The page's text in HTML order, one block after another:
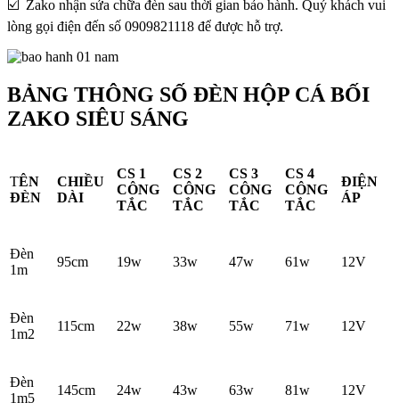
☑️ Zako nhận sửa chữa đèn sau thời gian bảo hành. Quý khách vui
lòng gọi điện đến số 0909821118 để được hỗ trợ.
BẢNG THÔNG SỐ ĐÈN HỘP CÁ BỐI
ZAKO SIÊU SÁNG
TÊN
ĐÈN
CHIỀU
DÀI
CS 1
CÔNG
TẮC
CS 2
CÔNG
TẮC
CS 3
CÔNG
TẮC
CS 4
CÔNG
TẮC
ĐIỆN
ÁP
Đèn
1m
95cm 19w 33w 47w 61w 12V
Đèn
1m2
115cm 22w 38w 55w 71w 12V
Đèn
1m5
145cm 24w 43w 63w 81w 12V